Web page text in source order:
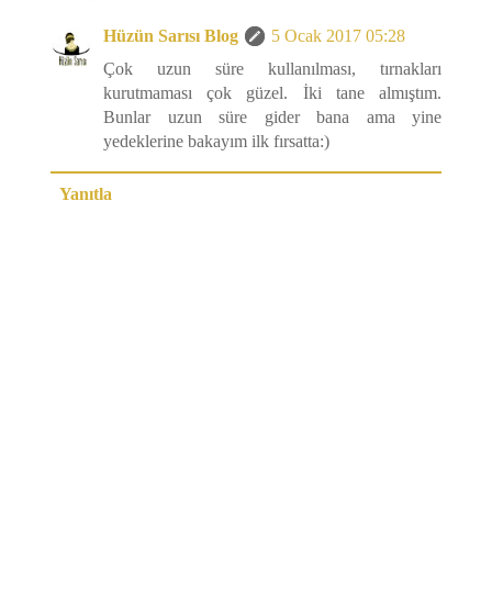
Hüzün Sarısı Blog
5 Ocak 2017 05:28
Çok uzun süre kullanılması, tırnakları
kurutmaması çok güzel. İki tane almıştım.
Bunlar uzun süre gider bana ama yine
yedeklerine bakayım ilk fırsatta:)
Yanıtla